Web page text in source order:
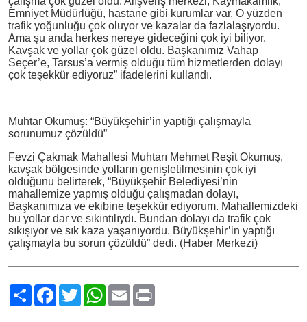
Emniyet Müdürlüğü, hastane gibi kurumlar var. O yüzden
trafik yoğunluğu çok oluyor ve kazalar da fazlalaşıyordu.
Ama şu anda herkes nereye gideceğini çok iyi biliyor.
Kavşak ve yollar çok güzel oldu. Başkanımız Vahap
Seçer’e, Tarsus’a vermiş olduğu tüm hizmetlerden dolayı
çok teşekkür ediyoruz” ifadelerini kullandı.
Muhtar Okumuş: “Büyükşehir’in yaptığı çalışmayla
sorunumuz çözüldü”
Fevzi Çakmak Mahallesi Muhtarı Mehmet Reşit Okumuş,
kavşak bölgesinde yolların genişletilmesinin çok iyi
olduğunu belirterek, “Büyükşehir Belediyesi’nin
mahallemize yapmış olduğu çalışmadan dolayı,
Başkanımıza ve ekibine teşekkür ediyorum. Mahallemizdeki
bu yollar dar ve sıkıntılıydı. Bundan dolayı da trafik çok
sıkışıyor ve sık kaza yaşanıyordu. Büyükşehir’in yaptığı
çalışmayla bu sorun çözüldü” dedi. (Haber Merkezi)
PaylaşFacebook
TwitterWhatsApp
EmailPrint